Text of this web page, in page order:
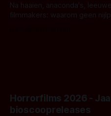
Na haaien, anaconda's,
filmmakers: waarom geen
Horrorfilms 2026 -
bioscoopreleases